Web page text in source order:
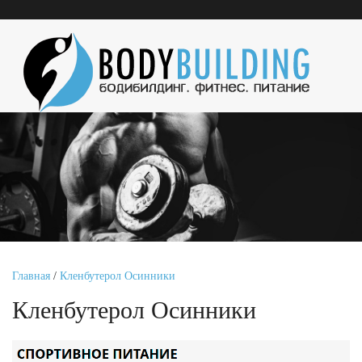
Главная / Кленбутерол Осинники
Кленбутерол Осинники